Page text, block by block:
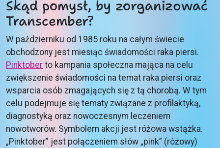
Skąd pomysł, by zorganizować
Transcember?
W październiku od 1985 roku na całym świecie
obchodzony jest miesiąc świadomości raka piersi.
Pinktober to kampania społeczna mająca na celu
zwiększenie świadomości na temat raka piersi oraz
wsparcia osób zmagających się z tą chorobą. W tym
celu podejmuje się tematy związane z profilaktyką,
diagnostyką oraz nowoczesnym leczeniem
nowotworów. Symbolem akcji jest różowa wstążka.
„Pinktober” jest połączeniem słów „pink” (różowy)